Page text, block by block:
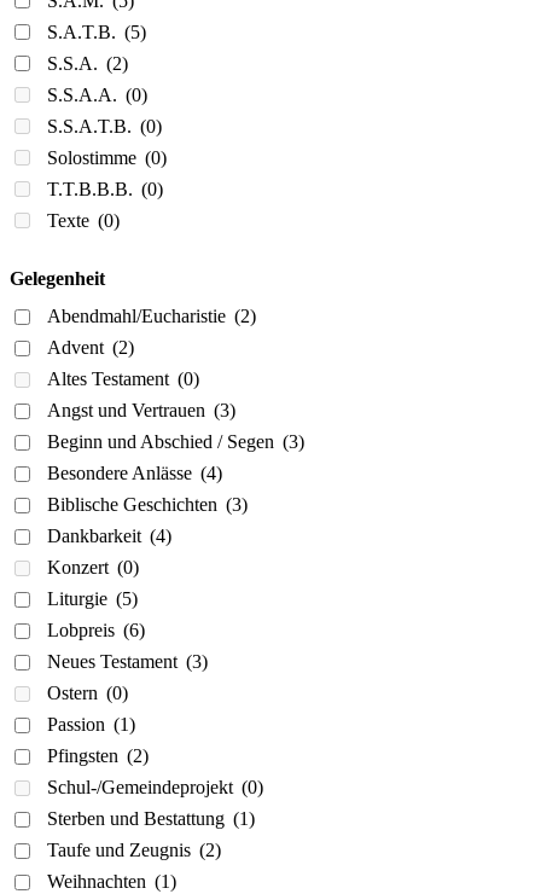
S.A.T.B. (5)
S.S.A. (2)
S.S.A.A. (0)
S.S.A.T.B. (0)
Solostimme (0)
T.T.B.B.B. (0)
Texte (0)
Gelegenheit
Abendmahl/Eucharistie (2)
Advent (2)
Altes Testament (0)
Angst und Vertrauen (3)
Beginn und Abschied / Segen (3)
Besondere Anlässe (4)
Biblische Geschichten (3)
Dankbarkeit (4)
Konzert (0)
Liturgie (5)
Lobpreis (6)
Neues Testament (3)
Ostern (0)
Passion (1)
Pfingsten (2)
Schul-/Gemeindeprojekt (0)
Sterben und Bestattung (1)
Taufe und Zeugnis (2)
Weihnachten (1)